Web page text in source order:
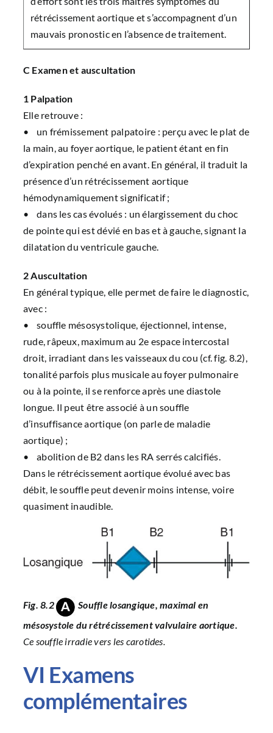
rétrécissement aortique et s’accompagnent d’un
mauvais pronostic en l’absence de traitement.
C Examen et auscultation
1 Palpation
Elle retrouve :
• un frémissement palpatoire : perçu avec le plat de
la main, au foyer aortique, le patient étant en fin
d’expiration penché en avant. En général, il traduit la
présence d’un rétrécissement aortique
hémodynamiquement significatif ;
• dans les cas évolués : un élargissement du choc
de pointe qui est dévié en bas et à gauche, signant la
dilatation du ventricule gauche.
2 Auscultation
En général typique, elle permet de faire le diagnostic,
avec :
• souffle mésosystolique, éjectionnel, intense,
rude, râpeux, maximum au 2e espace intercostal
droit, irradiant dans les vaisseaux du cou (cf. fig. 8.2),
tonalité parfois plus musicale au foyer pulmonaire
ou à la pointe, il se renforce après une diastole
longue. Il peut être associé à un souffle
d’insuffisance aortique (on parle de maladie
aortique) ;
• abolition de B2 dans les RA serrés calcifiés.
Dans le rétrécissement aortique évolué avec bas
débit, le souffle peut devenir moins intense, voire
quasiment inaudible.
Fig. 8.2
Souffle losangique, maximal en
mésosystole du rétrécissement valvulaire aortique.
Ce souffle irradie vers les carotides.
VI Examens
complémentaires